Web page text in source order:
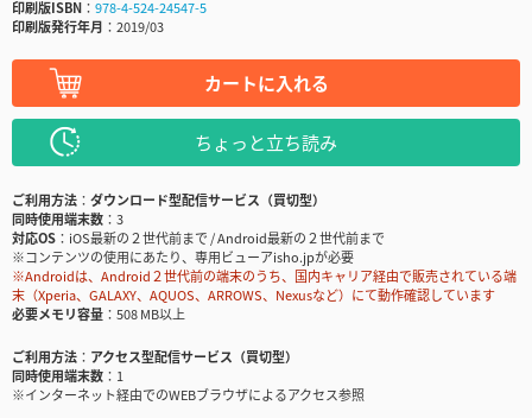
印刷版ISBN
978-4-524-24547-5
印刷版発行年月
2019/03
カートに入れる
ちょっと立ち読み
ご利用方法
ダウンロード型配信サービス（買切型）
同時使用端末数
3
対応OS
iOS最新の２世代前まで / Android最新の２世代前まで
※コンテンツの使用にあたり、専用ビューアisho.jpが必要
※Androidは、Android２世代前の端末のうち、国内キャリア経由で販売されている端
末（Xperia、GALAXY、AQUOS、ARROWS、Nexusなど）にて動作確認しています
必要メモリ容量
508 MB以上
ご利用方法
アクセス型配信サービス（買切型）
同時使用端末数
1
※インターネット経由でのWEBブラウザによるアクセス参照